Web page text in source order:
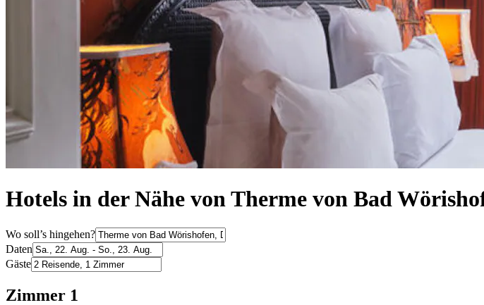
Hotels in der Nähe von Therme von Bad
Wo soll’s hingehen?
Daten
Gäste
Zimmer 1